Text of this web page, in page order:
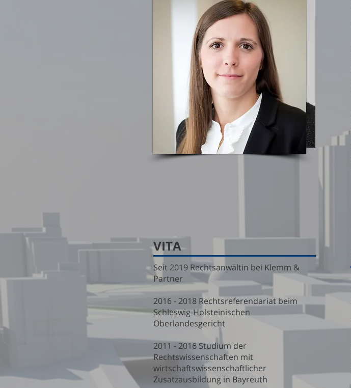
VITA
Seit 2019 Rechtsanwältin bei Klemm &
Partner
2016 - 2018 Rechtsreferendariat beim
Schleswig-Holsteinischen
Oberlandesgericht
2011 - 2016 Studium der
Rechtswissenschaften mit
wirtschaftswissenschaftlicher
Zusatzausbildung in Bayreuth